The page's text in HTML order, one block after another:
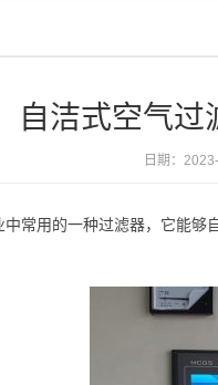
自洁式空气过
日期：
常用的一种过滤器，它能